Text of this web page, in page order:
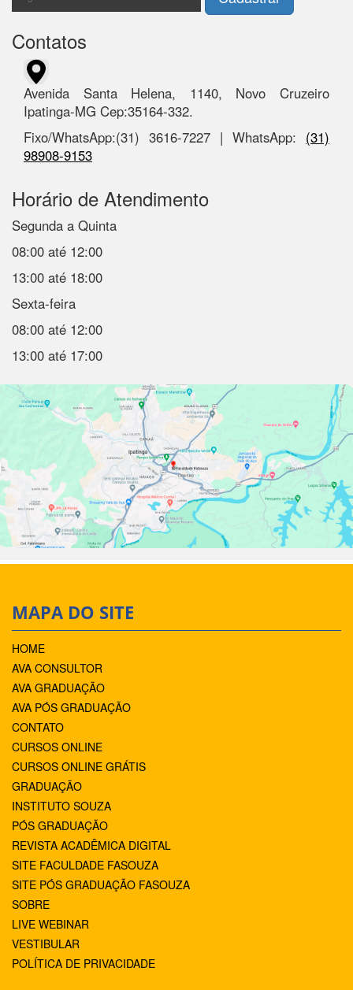
Contatos
Avenida Santa Helena, 1140, Novo Cruzeiro
Ipatinga-MG Cep:35164-332.
Fixo/WhatsApp:(31) 3616-7227 | WhatsApp: (31)
98908-9153
Horário de Atendimento
Segunda a Quinta
08:00 até 12:00
13:00 até 18:00
Sexta-feira
08:00 até 12:00
13:00 até 17:00
MAPA DO SITE
HOME
AVA CONSULTOR
AVA GRADUAÇÃO
AVA PÓS GRADUAÇÃO
CONTATO
CURSOS ONLINE
CURSOS ONLINE GRÁTIS
GRADUAÇÃO
INSTITUTO SOUZA
PÓS GRADUAÇÃO
REVISTA ACADÊMICA DIGITAL
SITE FACULDADE FASOUZA
SITE PÓS GRADUAÇÃO FASOUZA
SOBRE
LIVE WEBINAR
VESTIBULAR
POLÍTICA DE PRIVACIDADE